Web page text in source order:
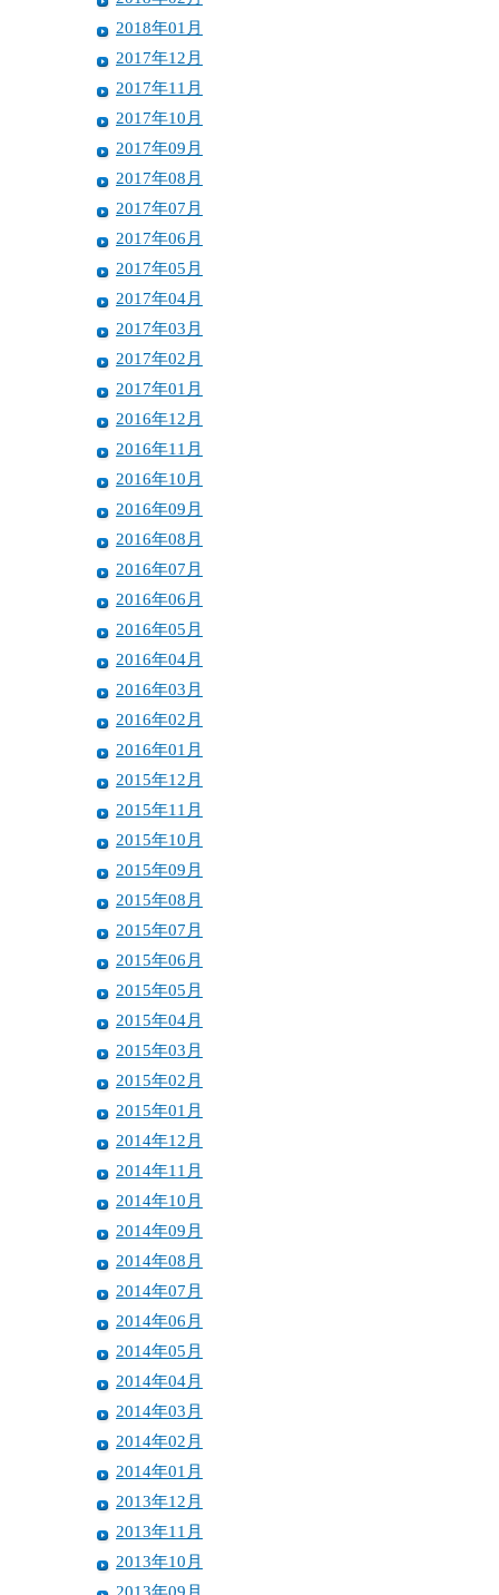
2018年01月
2017年12月
2017年11月
2017年10月
2017年09月
2017年08月
2017年07月
2017年06月
2017年05月
2017年04月
2017年03月
2017年02月
2017年01月
2016年12月
2016年11月
2016年10月
2016年09月
2016年08月
2016年07月
2016年06月
2016年05月
2016年04月
2016年03月
2016年02月
2016年01月
2015年12月
2015年11月
2015年10月
2015年09月
2015年08月
2015年07月
2015年06月
2015年05月
2015年04月
2015年03月
2015年02月
2015年01月
2014年12月
2014年11月
2014年10月
2014年09月
2014年08月
2014年07月
2014年06月
2014年05月
2014年04月
2014年03月
2014年02月
2014年01月
2013年12月
2013年11月
2013年10月
2013年09月